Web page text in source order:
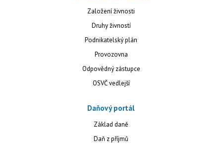
Založení živnosti
Druhy živností
Podnikatelský plán
Provozovna
Odpovědný zástupce
OSVČ vedlejší
Daňový portál
Základ daně
Daň z příjmů